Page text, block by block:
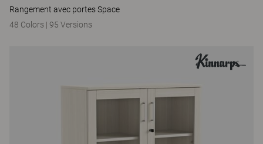
Rangement avec portes Space
48 Colors | 95 Versions